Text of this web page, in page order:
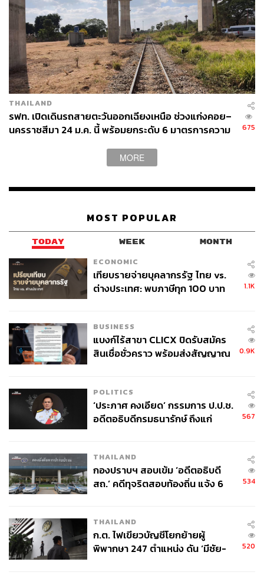
อยู่เบื้องหน้า แต่หากลองเงยหน้าขึ้นจะเห็นยอดเรือนไม้อัน
งดงามแผ่กระจายออกไป ยิ่งมองออกไปรอบๆ ตัว ยิ่งมองก็จะ
ยิ่งเห็นรายละเอียดต่างๆ รอบตัวโดยไม่รู้ตัว
เริ่มเห็นรายละเอียดของสีก้อนหิน สีดินตามพื้นรายทางว่ามี
หลากหลายสี มองเห็นต้นไม้เล็กๆ
การเดินป่าบ่อยๆ ทำให้เรามักมีมุมในการมองสรรพสิ่งรอบตัว
หลายอย่าง ตั้งแต่มองพื้น มองซ้าย มองขวา มองบน มองล่าง
หรี่ตามองผ่านเลนส์ หรือเพ่งมองจุดหนึ่งนานๆ จนกลายเป็น
ปัญหาการทำงานหลายอย่างได้เป็นอย่างดีว่า หากลองเปลี่ยน
เห็นการเปลี่ยนแปลง
ยิ่งเดินมากจะเห็นการเปลี่ยนแปลงรอบๆ ตัวเราตลอดเวลา
ตั้งแต่ก้อนเมฆ ดอกไม้ผลิใบ ป่าเปลี่ยนสี ยิ่งสังเกตมากจะรู้สึก
เข้าใจการรอคอยและการอดทน
อดทนต่อสิ่งต่างๆ รอบตัว ไม่ว่าจะช่วงฝนตกหนักระหว่างเดิน
ป่า เสื้อผ้า รองเท้าเปียกหมด อดทนที่จะต้องเดินต่อไป และ
เมื่อถึงที่พักต้องเอามาผึ่งให้แห้ง อดทนที่จะต้องเดินสู้กับความ
เดี๋ยวมันก็ผ่านไปได้
ความเงียบคือตัวเรา
เวลาเราเดินป่ากันหลายคน ตอนแรกก็จะเดินไปด้วยกัน แต่พอ
เดินไปนานๆ ทุกคนจะทิ้งระยะห่างกันตามธรรมชาติ จน
บางทีดูเหมือนเดินคนเดียว แต่จะได้อยู่กับความเงียบกับสรรพ
THAILAND
รฟท. เปิดเดินรถสายตะวันออกเฉียงเหนือ ช่วงแก่งคอย–
นครราชสีมา 24 ม.ค. นี้ พร้อมยกระดับ 6 มาตรการความ
675
MORE
MOST POPULAR
TODAY WEEK MONTH
ECONOMIC
เทียบรายจ่ายบุคลากรรัฐ ไทย vs.
ต่างประเทศ: พบภาษีทุก 100 บาท
1.1K
BUSINESS
แบงก์ไร้สาขา CLICX ปิดรับสมัคร
สินเชื่อชั่วคราว พร้อมส่งสัญญาณ
0.9K
POLITICS
‘ประภาศ คงเอียด’ กรรมการ ป.ป.ช.
อดีตอธิบดีกรมธนารักษ์ ถึงแก่
567
THAILAND
กองปราบฯ สอบเข้ม ‘อดีตอธิบดี
สถ.’ คดีทุจริตสอบท้องถิ่น แจ้ง 6
534
THAILAND
ก.ต. ไฟเขียวบัญชีโยกย้ายผู้
พิพากษา 247 ตำแหน่ง ดัน ‘มีชัย-
520